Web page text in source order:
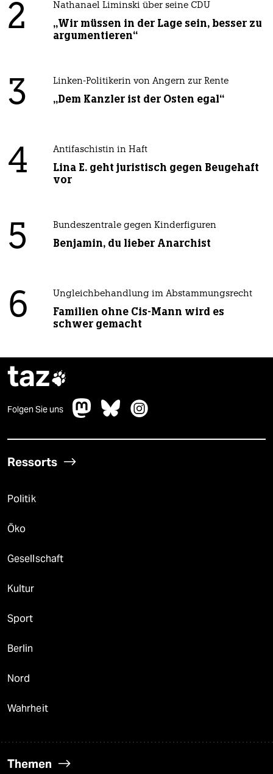
2 Nathanael Liminski über seine CDU
„Wir müssen in der Lage sein, besser zu
argumentieren“
3 Linken-Politikerin von Angern zur Rente
„Dem Kanzler ist der Osten egal“
4 Antifaschistin in Haft
Lina E. geht juristisch gegen Beugehaft
vor
5 Bundeszentrale gegen Kinderfiguren
Benjamin, du lieber Anarchist
6 Ungleichbehandlung im Abstammungsrecht
Familien ohne Cis-Mann wird es
schwer gemacht
taz
Folgen Sie uns
Ressorts
Politik
Öko
Gesellschaft
Kultur
Sport
Berlin
Nord
Wahrheit
Themen